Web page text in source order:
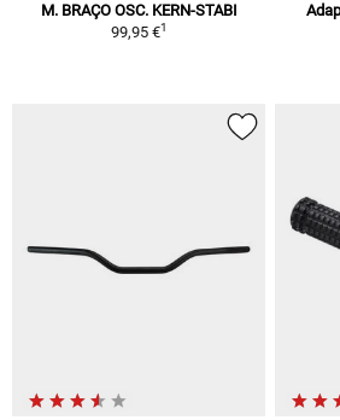
M. BRAÇO OSC. KERN-STABI
99,95 €1